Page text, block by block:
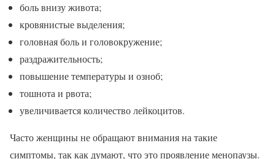
боль внизу живота;
кровянистые выделения;
головная боль и головокружение;
раздражительность;
повышение температуры и озноб;
тошнота и рвота;
увеличивается количество лейкоцитов.
Часто женщины не обращают внимания на такие
симптомы, так как думают, что это проявление менопаузы.